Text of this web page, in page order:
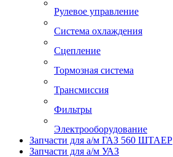
Рулевое управление
Система охлаждения
Сцепление
Тормозная система
Трансмиссия
Фильтры
Электрооборудование
Запчасти для а/м ГАЗ 560 ШТАЕР
Запчасти для а/м УАЗ